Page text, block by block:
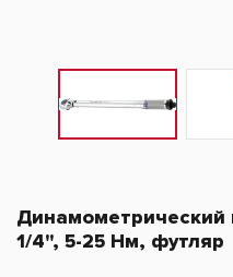
Динамометрический
1/4", 5-25 Нм, футляр